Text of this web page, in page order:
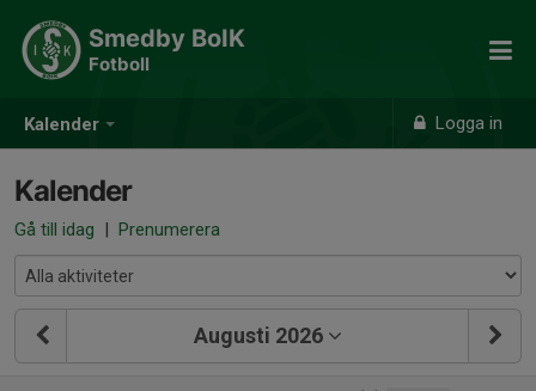
Kalender Logga in
Smedby BoIK
Fotboll
Kalender
Gå till idag | Prenumerera
Augusti 2026